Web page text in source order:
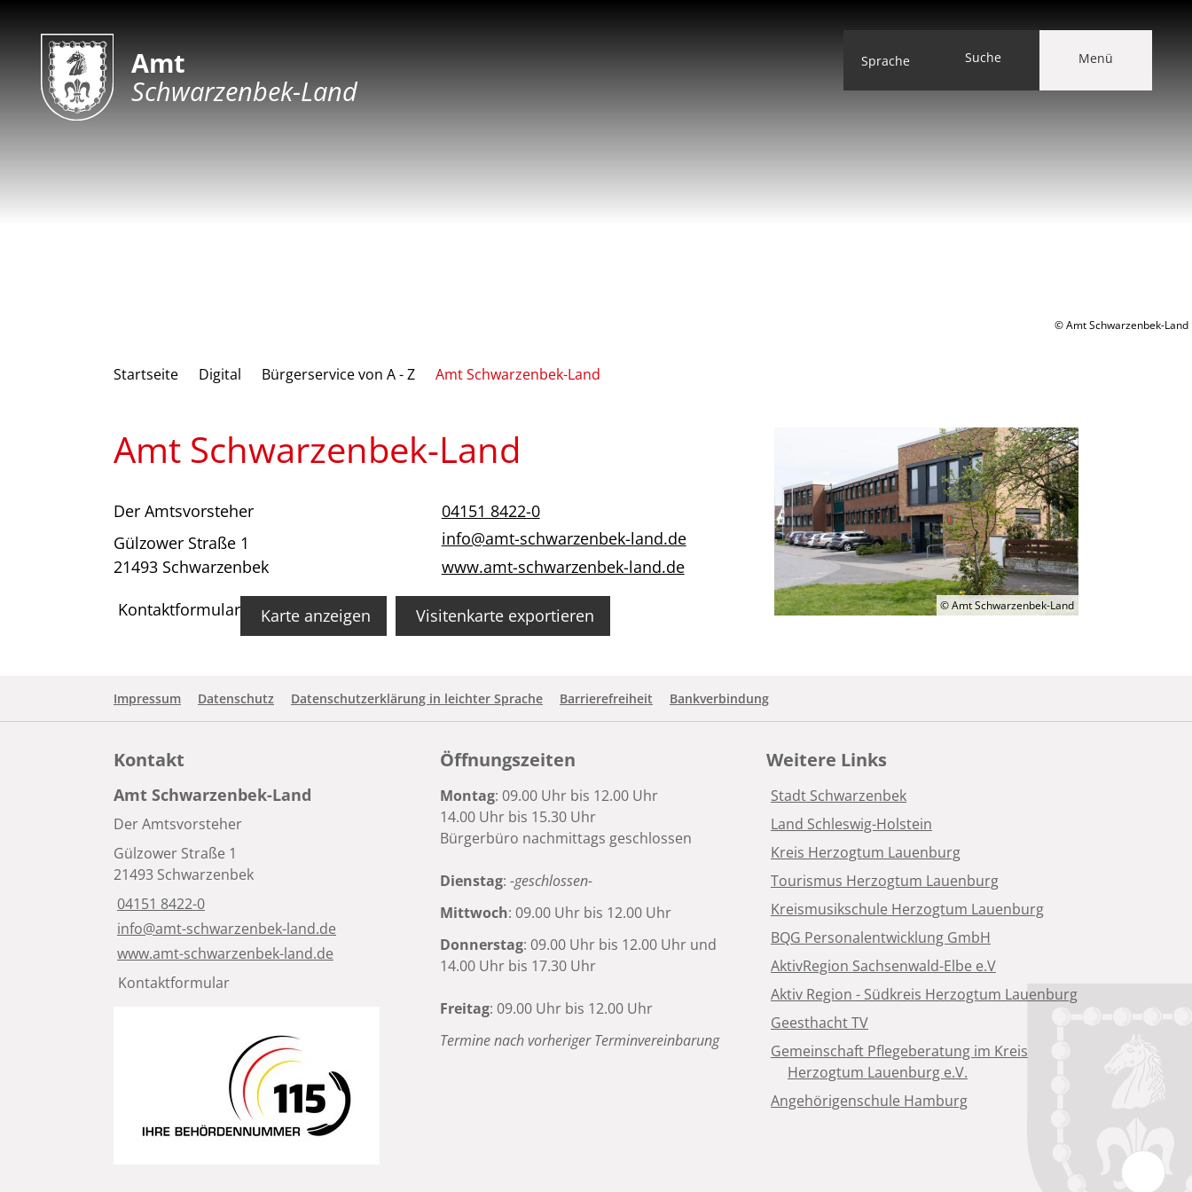
Amt
Schwarzenbek-Land
Sprache Suche Menü
© Amt Schwarzenbek-Land
Startseite Digital Bürgerservice von A - Z Amt Schwarzenbek-Land
Amt Schwarzenbek-Land
Der Amtsvorsteher
Gülzower Straße 1
21493 Schwarzenbek
04151 8422-0
info@amt-schwarzenbek-land.de
www.amt-schwarzenbek-land.de
Kontaktformular Karte anzeigen Visitenkarte exportieren © Amt Schwarzenbek-Land
Impressum Datenschutz Datenschutzerklärung in leichter Sprache Barrierefreiheit Bankverbindung
Kontakt
Amt Schwarzenbek-Land
Der Amtsvorsteher
Gülzower Straße 1
21493 Schwarzenbek
04151 8422-0
info@amt-schwarzenbek-land.de
www.amt-schwarzenbek-land.de
Kontaktformular
Öffnungszeiten
Montag: 09.00 Uhr bis 12.00 Uhr
14.00 Uhr bis 15.30 Uhr
Bürgerbüro nachmittags geschlossen
Dienstag: -geschlossen-
Mittwoch: 09.00 Uhr bis 12.00 Uhr
Donnerstag: 09.00 Uhr bis 12.00 Uhr und
14.00 Uhr bis 17.30 Uhr
Freitag: 09.00 Uhr bis 12.00 Uhr
Termine nach vorheriger Terminvereinbarung
Weitere Links
Stadt Schwarzenbek
Land Schleswig-Holstein
Kreis Herzogtum Lauenburg
Tourismus Herzogtum Lauenburg
Kreismusikschule Herzogtum Lauenburg
BQG Personalentwicklung GmbH
AktivRegion Sachsenwald-Elbe e.V
Aktiv Region - Südkreis Herzogtum Lauenburg
Geesthacht TV
Gemeinschaft Pflegeberatung im Kreis
Herzogtum Lauenburg e.V.
Angehörigenschule Hamburg